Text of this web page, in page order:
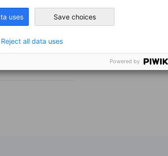
uses Save choices
Reject all data uses
Powered by